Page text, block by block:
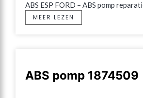
ABS ESP FORD – ABS pomp
MEER LEZEN
ABS pomp 1874509